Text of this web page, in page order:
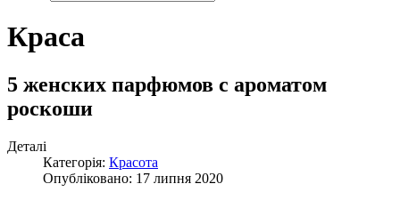
Краса
5 женских парфюмов с ароматом
роскоши
Деталі
Категорія: Красота
Опубліковано: 17 липня 2020